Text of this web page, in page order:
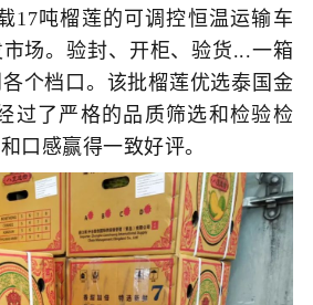
17吨榴莲的可调控恒温运输车
场。验封、开柜、验货...一箱
个档口。该批榴莲优选泰国金
过了严格的品质筛选和检验检
口感赢得一致好评。